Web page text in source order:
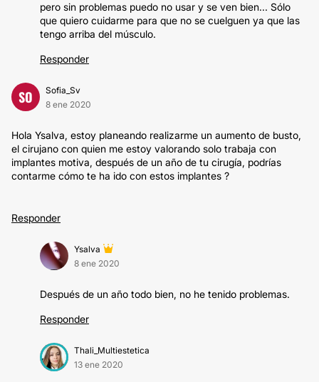
pero sin problemas puedo no usar y se ven bien... Sólo
que quiero cuidarme para que no se cuelguen ya que las
tengo arriba del músculo.
Responder
SO
Sofia_Sv
8 ene 2020
Hola Ysalva, estoy planeando realizarme un aumento de busto,
el cirujano con quien me estoy valorando solo trabaja con
implantes motiva, después de un año de tu cirugía, podrías
contarme cómo te ha ido con estos implantes ?
Responder
Ysalva
8 ene 2020
Después de un año todo bien, no he tenido problemas.
Responder
Thali_Multiestetica
13 ene 2020